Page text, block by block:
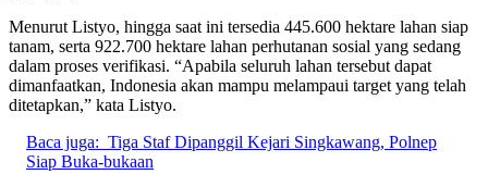
Menurut Listyo, hingga saat ini tersedia 445.600 hektare lahan siap
tanam, serta 922.700 hektare lahan perhutanan sosial yang sedang
dalam proses verifikasi. “Apabila seluruh lahan tersebut dapat
dimanfaatkan, Indonesia akan mampu melampaui target yang telah
ditetapkan,” kata Listyo.
Baca juga: Tiga Staf Dipanggil Kejari Singkawang, Polnep
Siap Buka-bukaan